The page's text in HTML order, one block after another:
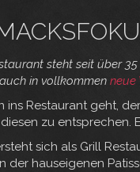
steht seit über
in vollkommen neue
ins Restaurant geht,
zu entsprechen.
sich als Grill
der hauseigenen